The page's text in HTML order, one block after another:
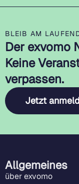
BLEIB AM
Der exvomo
Keine
verpassen.
Jetzt
Allgemeines
über exvomo